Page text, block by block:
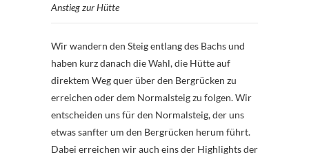
Anstieg zur Hütte
Wir wandern den Steig entlang des Bachs und
haben kurz danach die Wahl, die Hütte auf
direktem Weg quer über den Bergrücken zu
erreichen oder dem Normalsteig zu folgen. Wir
entscheiden uns für den Normalsteig, der uns
etwas sanfter um den Bergrücken herum führt.
Dabei erreichen wir auch eins der Highlights der